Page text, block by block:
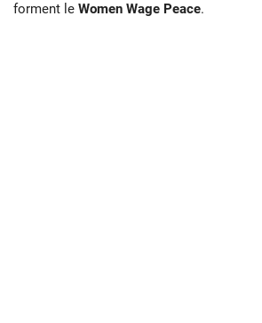
forment le Women Wage Peace.